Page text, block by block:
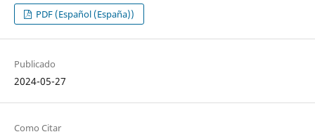
PDF (Español (España))
Publicado
2024-05-27
Como Citar